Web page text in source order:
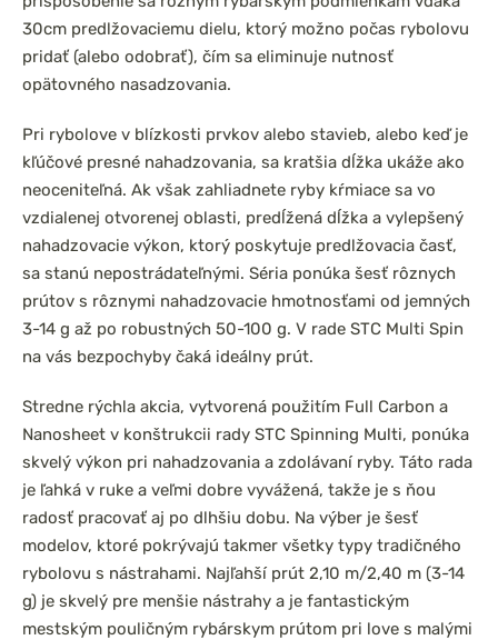
30cm predlžovaciemu dielu, ktorý možno počas rybolovu
pridať (alebo odobrať), čím sa eliminuje nutnosť
opätovného nasadzovania.
Pri rybolove v blízkosti prvkov alebo stavieb, alebo keď je
kľúčové presné nahadzovania, sa kratšia dĺžka ukáže ako
neoceniteľná. Ak však zahliadnete ryby kŕmiace sa vo
vzdialenej otvorenej oblasti, predĺžená dĺžka a vylepšený
nahadzovacie výkon, ktorý poskytuje predlžovacia časť,
sa stanú nepostrádateľnými. Séria ponúka šesť rôznych
prútov s rôznymi nahadzovacie hmotnosťami od jemných
3-14 g až po robustných 50-100 g. V rade STC Multi Spin
na vás bezpochyby čaká ideálny prút.
Stredne rýchla akcia, vytvorená použitím Full Carbon a
Nanosheet v konštrukcii rady STC Spinning Multi, ponúka
skvelý výkon pri nahadzovania a zdolávaní ryby. Táto rada
je ľahká v ruke a veľmi dobre vyvážená, takže je s ňou
radosť pracovať aj po dlhšiu dobu. Na výber je šesť
modelov, ktoré pokrývajú takmer všetky typy tradičného
rybolovu s nástrahami. Najľahší prút 2,10 m/2,40 m (3-14
g) je skvelý pre menšie nástrahy a je fantastickým
mestským pouličným rybárskym prútom pri love s malými